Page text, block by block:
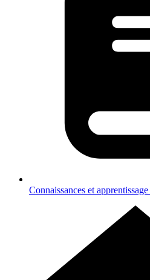
Connaissances et apprentissage